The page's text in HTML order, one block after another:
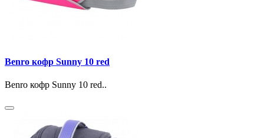
Benro кофр Sunny 10 red
Benro кофр Sunny 10 red..